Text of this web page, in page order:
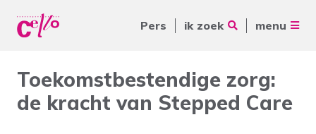
Pers ik zoek menu
Voor ouders & naasten
Waar kunnen wij jou mee
Toekomstbestendige zorg:
de kracht van Stepped Care